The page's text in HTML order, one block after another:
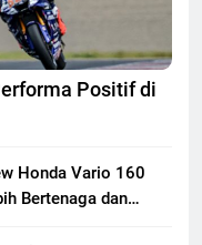
Positif di
Honda Vario 160
Bertenaga dan